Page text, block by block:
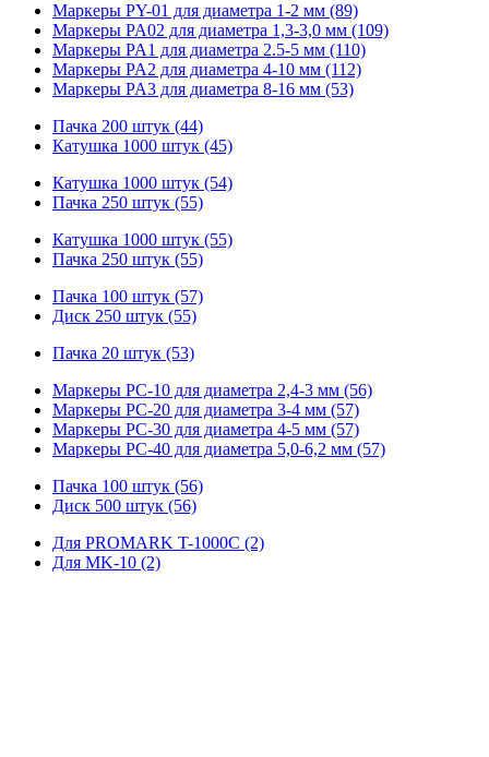
Маркеры PY-01 для диаметра 1-2 мм (89)
Маркеры PA02 для диаметра 1,3-3,0 мм (109)
Маркеры PA1 для диаметра 2.5-5 мм (110)
Маркеры PA2 для диаметра 4-10 мм (112)
Маркеры PA3 для диаметра 8-16 мм (53)
Пачка 200 штук (44)
Катушка 1000 штук (45)
Катушка 1000 штук (54)
Пачка 250 штук (55)
Катушка 1000 штук (55)
Пачка 250 штук (55)
Пачка 100 штук (57)
Диск 250 штук (55)
Пачка 20 штук (53)
Маркеры PC-10 для диаметра 2,4-3 мм (56)
Маркеры PC-20 для диаметра 3-4 мм (57)
Маркеры PC-30 для диаметра 4-5 мм (57)
Маркеры PC-40 для диаметра 5,0-6,2 мм (57)
Пачка 100 штук (56)
Диск 500 штук (56)
Для PROMARK T-1000C (2)
Для MK-10 (2)